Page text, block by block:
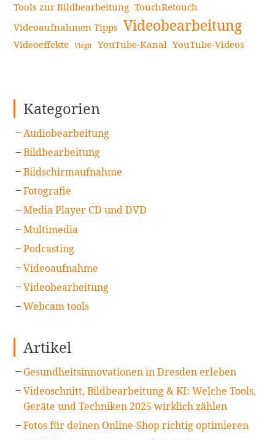
Tools zur Bildbearbeitung TouchRetouch
Videoaufnahmen Tipps Videobearbeitung
Videoeffekte Vlogit YouTube-Kanal YouTube-Videos
Kategorien
Audiobearbeitung
Bildbearbeitung
Bildschirmaufnahme
Fotografie
Media Player CD und DVD
Multimedia
Podcasting
Videoaufnahme
Videobearbeitung
Webcam tools
Artikel
Gesundheitsinnovationen in Dresden erleben
Videoschnitt, Bildbearbeitung & KI: Welche Tools,
Geräte und Techniken 2025 wirklich zählen
Fotos für deinen Online-Shop richtig optimieren